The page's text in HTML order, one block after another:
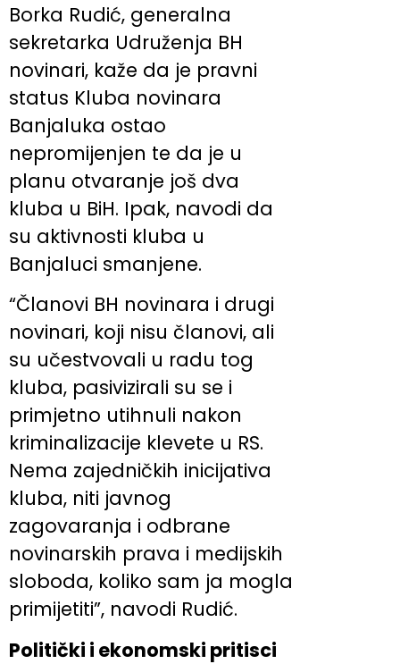
Borka Rudić, generalna
sekretarka Udruženja BH
novinari, kaže da je pravni
status Kluba novinara
Banjaluka ostao
nepromijenjen te da je u
planu otvaranje još dva
kluba u BiH. Ipak, navodi da
su aktivnosti kluba u
Banjaluci smanjene.
“Članovi BH novinara i drugi
novinari, koji nisu članovi, ali
su učestvovali u radu tog
kluba, pasivizirali su se i
primjetno utihnuli nakon
kriminalizacije klevete u RS.
Nema zajedničkih inicijativa
kluba, niti javnog
zagovaranja i odbrane
novinarskih prava i medijskih
sloboda, koliko sam ja mogla
primijetiti”, navodi Rudić.
Politički i ekonomski pritisci